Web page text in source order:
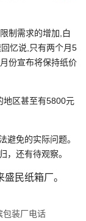
制需求的增加,白
忆说,只有两个月5
份宣布将保持纸价
地区甚至有5800元
避免的实际问题。
，还有待观察。
盛民纸箱厂。
包装厂电话